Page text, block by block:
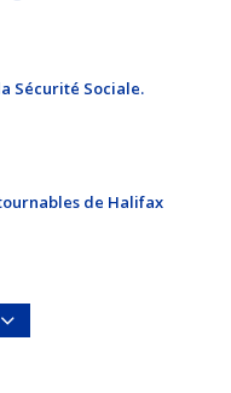
Sécurité Sociale.
de Halifax